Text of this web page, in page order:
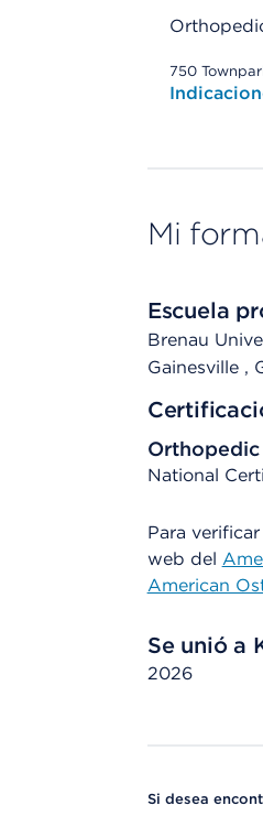
750
Mi
Escuela
Brenau
Gainesville ,
National
Para
web del
American
Se unió a
2026
Si desea